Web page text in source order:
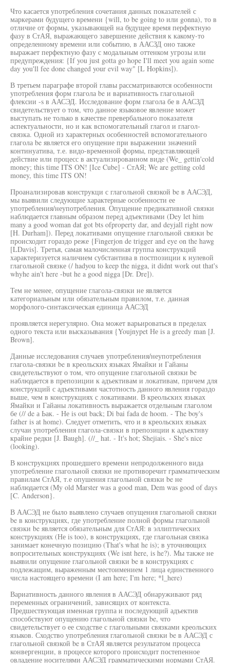
Что касается употребления сочетания данных показателей с
маркерами будущего времени {will, to be going to или gonna), то в
отличие от формы, указывающей на будущее время перфектную
фазу в СтАЯ, выражающего завершение действия к какому-то
определенному времени или событию, в ААСЗД оно также
выражает перфектную фазу с модальным оттенком угрозы или
предупреждения: {If you just gotta go hope I'll meet you again some
day you'll fee done changed your evil way" [L Hopkins]).
В третьем параграфе второй главы рассматриваются особенности
употребления форм глагола be и вариативность глагольной
флексии -s в ААСЭД. Исследование форм глагола бе в ААСЗД
свидетельствует о том, что данное языковое явление может
выступать не только в качестве превербального показателя
аспектуальности, но и как вспомогательный глагол и глагол-
связка. Одной из характерных особенностей вспомогательного
глагола be является его опущение при выражении значений
континуатива, т.е. видо-временной формы, представляющей
действие или процесс в актуализированном виде (We_ gettin'cold
money; this time ITS ON! [Ice Cube] - СтАЯ; We are getting cold
money, this time ITS ON!
Проанализировав конструкци с глагольной связкой be в ААСЭД,
мы выявили следующие характерные особенности ее
употребления/неупотребления. Опущение предикативной связки
наблюдается главным образом перед адъективами (Dey let him
many a good woman dat got bts ofproperty dar, and deyjall right now
[H. Durham]). Перед локативами опущение глагольной связки be
происходит гораздо реже {Fingerjon de trigger and eye on the hawg
[LDavis]. Третья, самая малочисленная группа конструкций
характеризуется наличием субстантива в постпозиции к нулевой
глагольной связке (/ hadyou to keep the nigga, it didnt work out that's
whyhe ain't here -but he a good nigga [Dr. Dre]).
Тем не менее, опущение глагола-связки не является
категориальным или обязательным правилом, т.е. данная
морфолого-синтаксическая единица ААСЭД
проявляется нерегулярно. Она может варьироваться в пределах
одного текста или высказывания {Youjnypet Не is a greedy man [J.
Brown].
Данные исследования случаев употребления/неупотребления
глагола-связки be в креольских языках Ямайки и Гайаны
свидетельствуют о том, что опущение глагольной связки be
наблюдается в препозиции к адъективам и локативам, причем для
конструкций с адъективами частотность данного явления гораздо
выше, чем в конструкциях с локативами. В креольских языках
Ямайки и Гайаны локативность выражается отдельным глаголом
бе (// de а Ьак. - Не is out back; Di bai fada de hoom. - The boy's
father is at home). Следует отметить, что и в креольских языках
случаи употребления глагола-связки в препозиции к адъективу
крайне редки [J. Baugh]. (//_ hat. - It's hot; Shejiais. - She's nice
(looking).
В конструкциях прошедшего времени непродолженного вида
употребление глагольной связки не противоречит грамматическим
правилам СтАЯ, т.е опушения глагольной связки be не
наблюдается (My old Marster was a good man, Dem was good of days
[C. Anderson}.
В ААСЭД не было выявлено случаев опущения глагольной связки
be в конструкциях, где употребление полной формы глагольной
связки be является обязательным для СтАЯ: в эллиптических
конструкциях (Не is too), в конструкциях, где глагольная связка
занимает конечную позицию (That's what he is); в уточняющих
вопросительных конструкциях (We isnt here, is he?). Мы также не
выявили опущение глагольной связки be в конструкциях с
подлежащим, выраженным местоимением 1 лица единственного
числа настоящего времени (I am here; I'm here; *l_here)
Вариативность данного явления в ААСЭД обнаруживают ряд
переменных ограничений, зависящих от контекста.
Предшествующая именная группа и последующий адъектив
способствуют опущению глагольной связки be, что
свидетельствует о ее сходстве с глагольными связками креольских
языков. Сходство употребления глагольной связки be в ААСЭД с
глагольной связкой be в СтАЯ является результатом процесса
конвергенции, в процессе которого происходит постепенное
овладение носителями ААСЭД грамматическими нормами СтАЯ.